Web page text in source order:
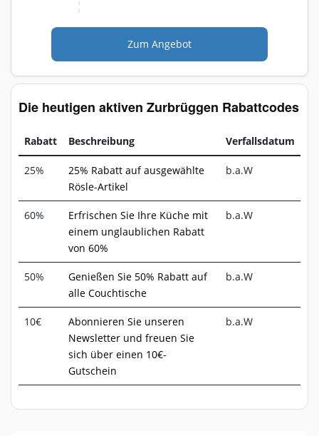
Zum Angebot
Die heutigen aktiven Zurbrüggen Rabattcodes
Rabatt Beschreibung Verfallsdatum
25%
25% Rabatt auf ausgewählte
Rösle-Artikel
b.a.W
60%
Erfrischen Sie Ihre Küche mit
einem unglaublichen Rabatt
von 60%
b.a.W
50%
Genießen Sie 50% Rabatt auf
alle Couchtische
b.a.W
10€
Abonnieren Sie unseren
Newsletter und freuen Sie
sich über einen 10€-
Gutschein
b.a.W